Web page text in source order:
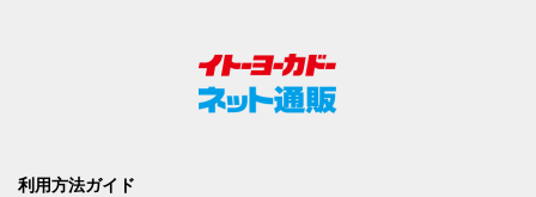
利用方法ガイド